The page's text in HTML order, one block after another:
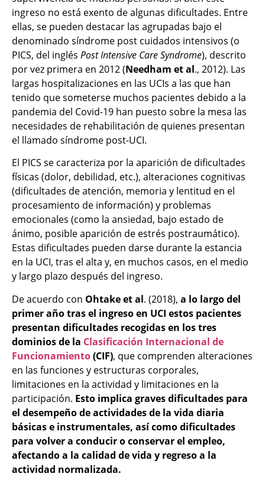
ingreso no está exento de algunas dificultades. Entre
ellas, se pueden destacar las agrupadas bajo el
denominado síndrome post cuidados intensivos (o
PICS, del inglés Post Intensive Care Syndrome), descrito
por vez primera en 2012 (Needham et al., 2012). Las
largas hospitalizaciones en las UCIs a las que han
tenido que someterse muchos pacientes debido a la
pandemia del Covid-19 han puesto sobre la mesa las
necesidades de rehabilitación de quienes presentan
el llamado síndrome post-UCI.
El PICS se caracteriza por la aparición de dificultades
físicas (dolor, debilidad, etc.), alteraciones cognitivas
(dificultades de atención, memoria y lentitud en el
procesamiento de información) y problemas
emocionales (como la ansiedad, bajo estado de
ánimo, posible aparición de estrés postraumático).
Estas dificultades pueden darse durante la estancia
en la UCI, tras el alta y, en muchos casos, en el medio
y largo plazo después del ingreso.
De acuerdo con Ohtake et al. (2018), a lo largo del
primer año tras el ingreso en UCI estos pacientes
presentan dificultades recogidas en los tres
dominios de la Clasificación Internacional de
Funcionamiento(CIF), que comprenden alteraciones
en las funciones y estructuras corporales,
limitaciones en la actividad y limitaciones en la
participación. Esto implica graves dificultades para
el desempeño de actividades de la vida diaria
básicas e instrumentales, así como dificultades
para volver a conducir o conservar el empleo,
afectando a la calidad de vida y regreso a la
actividad normalizada.